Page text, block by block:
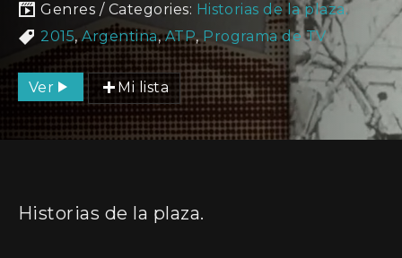
Genres / Categories: Historias de la plaza.
2015,Argentina,ATP, Programa de TV
Ver Mi lista
Historias de la plaza.